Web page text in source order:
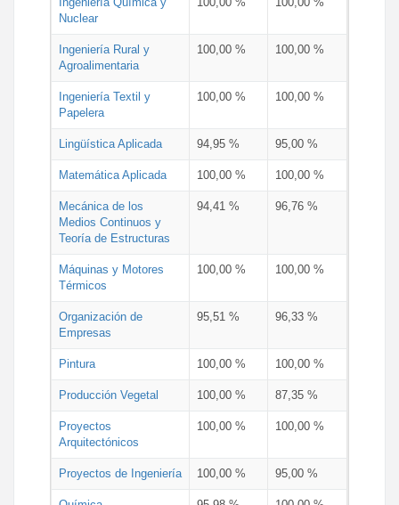
Nuclear
Ingeniería Rural y
Agroalimentaria
100,00 % 100,00 %
Ingeniería Textil y
Papelera
100,00 % 100,00 %
Lingüística Aplicada 94,95 % 95,00 %
Matemática Aplicada 100,00 % 100,00 %
Mecánica de los
Medios Continuos y
Teoría de Estructuras
94,41 % 96,76 %
Máquinas y Motores
Térmicos
100,00 % 100,00 %
Organización de
Empresas
95,51 % 96,33 %
Pintura 100,00 % 100,00 %
Producción Vegetal 100,00 % 87,35 %
Proyectos
Arquitectónicos
100,00 % 100,00 %
Proyectos de Ingeniería 100,00 % 95,00 %